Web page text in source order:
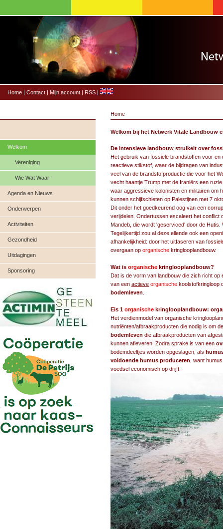
Home | Contact | Mijn account | RSS |
Welkom
Vereniging
Wie Wat Waar
Agenda en Nieuws
Onderwerpen
Activiteiten
Gezondheid
Uitdagingen
Sponsoring
Home
Welkom bij het Netwerk Vitale Landbouw
De intensieve landbouw struikelt over
Het gebruik van fossiele brandstoffen voor
reactieve stikstof, waar de bijdragen van
veel van de brandstofproductie die voor het
vecht haantje Trump met de Iraniërs een
waar aggressieve kolonisten en militairen om
kunnen schijfschieten op Palestijnen met 7
Dit onder het goedkeurend oog van een
verijdelen. Ondertussen escaleert het conflict
Mandeb, die wordt 'geserviced' door de
Tegelijkertijd zou al deze ellende ook een
afhankelijkheid: door het uitfaseren van
overgaan op organische kringlooplandbouw.
Wat is organische kringlooplandbouw?
Dat is de vorm van landbouw die zich richt
van een actieve organische koolstofkringloop
bodemleven
Eis 1 organische kringlooplandbouw:
Het verdienmodel van organische
nutriënten/afbraakproducten die nodig is om
bodemleven die afbraakproducten van
kunnen afleveren. Zodra sprake is van een
bodemdeeltjes worden opgeslagen, als
voldoende humus produceren , want
voedsel economisch op drijft.